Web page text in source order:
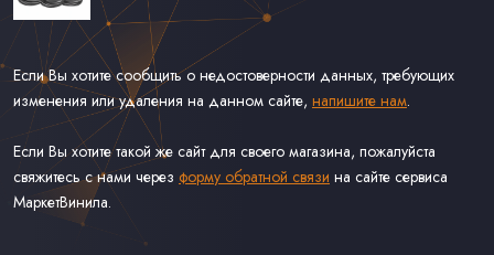
Если Вы хотите сообщить о недостоверности данных, требующих
изменения или удаления на данном сайте, напишите нам.
Если Вы хотите такой же сайт для своего магазина, пожалуйста
свяжитесь с нами через форму обратной связи на сайте сервиса
МаркетВинила.
Каталог Винила, CD и Кассет